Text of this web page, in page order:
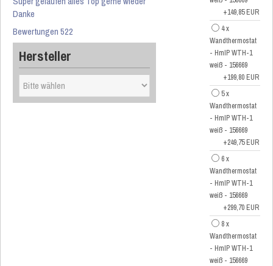
Danke
Bewertungen 522
Hersteller
+149,85 EUR
4 x
Wandthermostat
- HmIP WTH-1
weiß - 156669
+199,80 EUR
5 x
Wandthermostat
- HmIP WTH-1
weiß - 156669
+249,75 EUR
6 x
Wandthermostat
- HmIP WTH-1
weiß - 156669
+299,70 EUR
8 x
Wandthermostat
- HmIP WTH-1
weiß - 156669